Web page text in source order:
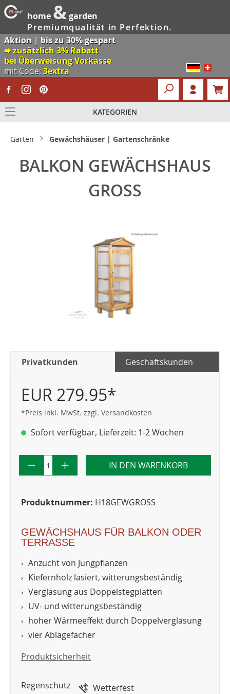
home &garden
Premiumqualität in Perfektion.
Aktion | bis zu 30% gespart
🠮 zusätzlich 3% Rabatt
bei Überweisung Vorkasse
mit Code:3extra
KATEGORIEN
Garten Gewächshäuser | Gartenschränke
BALKON GEWÄCHSHAUS
GROSS
Privatkunden Geschäftskunden
EUR 279.95*
*Preis inkl. MwSt. zzgl. Versandkosten
Sofort verfügbar, Lieferzeit: 1-2 Wochen
IN DEN WARENKORB
Produktnummer: H18GEWGROSS
GEWÄCHSHAUS FÜR BALKON ODER
TERRASSE
Anzucht von Jungpflanzen
Kiefernholz lasiert, witterungsbeständig
Verglasung aus Doppelstegplatten
UV- und witterungsbeständig
hoher Wärmeeffekt durch Doppelverglasung
vier Ablagefächer
Produktsicherheit
Regenschutz Wetterfest